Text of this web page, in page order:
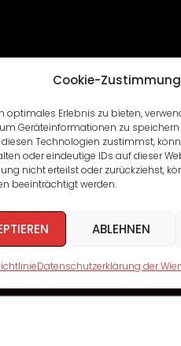
Cookie-
optimales Erlebnis zu bieten,
Geräteinformationen zu
Technologien zustimmst,
oder eindeutige IDs auf dieser
nicht erteilst oder zurückziehst,
beeinträchtigt werden.
ABLEHNEN
Datenschutzerklärung der